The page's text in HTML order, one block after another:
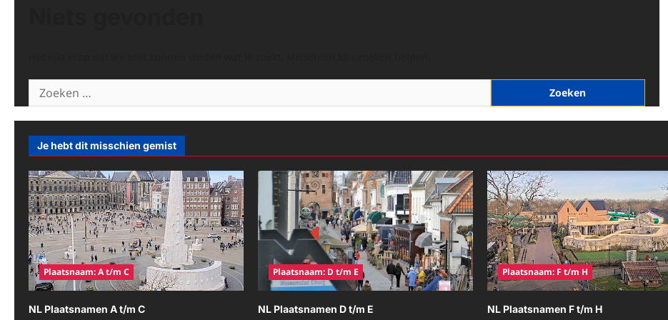
Zoeken
naar:
Je hebt dit misschien gemist
Plaatsnaam: A t/m C
NL Plaatsnamen A t/m C
Plaatsnaam: D t/m E
NL Plaatsnamen D t/m E
Plaatsnaam: F t/m H
NL Plaatsnamen F t/m H